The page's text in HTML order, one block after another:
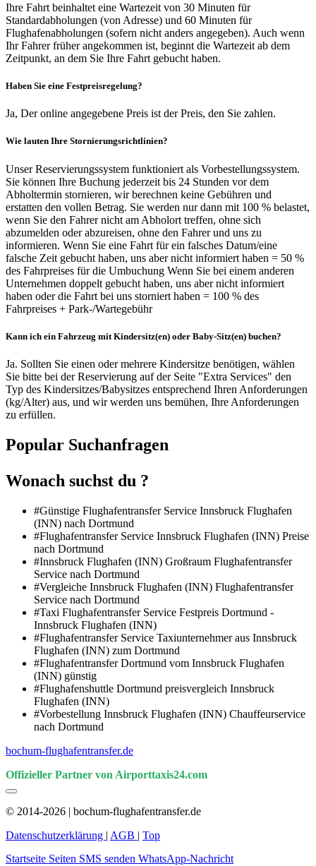
Ihre Fahrt beinhaltet eine Wartezeit von 30 Minuten für
Standardabholungen (von Adresse) und 60 Minuten für
Flughafenabholungen (sofern nicht anders angegeben). Auch wenn
Ihr Fahrer früher angekommen ist, beginnt die Wartezeit ab dem
Zeitpunkt, an dem Sie Ihre Fahrt gebucht haben.
Haben Sie eine Festpreisregelung?
Ja, Der online angegebene Preis ist der Preis, den Sie zahlen.
Wie lauten Ihre Stornierungsrichtlinien?
Unser Reservierungssystem funktioniert als Vorbestellungssystem.
Sie können Ihre Buchung jederzeit bis 24 Stunden vor dem
Abholtermin stornieren, wir berechnen keine Gebühren und
erstatten den vollen Betrag. Sie werden nur dann mit 100 % belastet,
wenn Sie den Fahrer nicht am Abholort treffen, ohne sich
abzumelden oder abzureisen, ohne den Fahrer und uns zu
informieren. Wenn Sie eine Fahrt für ein falsches Datum/eine
falsche Zeit gebucht haben, uns aber nicht informiert haben = 50 %
des Fahrpreises für die Umbuchung Wenn Sie bei einem anderen
Unternehmen doppelt gebucht haben, uns aber nicht informiert
haben oder die Fahrt bei uns storniert haben = 100 % des
Fahrpreises + Park-/Wartegebühr
Kann ich ein Fahrzeug mit Kindersitz(en) oder Baby-Sitz(en) buchen?
Ja. Sollten Sie einen oder mehrere Kindersitze benötigen, wählen
Sie bitte bei der Reservierung auf der Seite "Extra Services" den
Typ des Kindersitzes/Babysitzes entsprechend Ihren Anforderungen
(kg/Alter) aus, und wir werden uns bemühen, Ihre Anforderungen
zu erfüllen.
Popular Suchanfragen
Wonach suchst du ?
#Günstige Flughafentransfer Service Innsbruck Flughafen
(INN) nach Dortmund
#Flughafentransfer Service Innsbruck Flughafen (INN) Preise
nach Dortmund
#Innsbruck Flughafen (INN) Großraum Flughafentransfer
Service nach Dortmund
#Vergleiche Innsbruck Flughafen (INN) Flughafentransfer
Service nach Dortmund
#Taxi Flughafentransfer Service Festpreis Dortmund -
Innsbruck Flughafen (INN)
#Flughafentransfer Service Taxiunternehmer aus Innsbruck
Flughafen (INN) zum Dortmund
#Flughafentransfer Dortmund vom Innsbruck Flughafen
(INN) günstig
#Flughafenshuttle Dortmund preisvergleich Innsbruck
Flughafen (INN)
#Vorbestellung Innsbruck Flughafen (INN) Chauffeurservice
nach Dortmund
bochum-flughafentransfer.de
Offizieller Partner von Airporttaxis24.com
© 2014-2026 | bochum-flughafentransfer.de
Datenschutzerklärung | AGB | Top
Startseite Seiten SMS senden WhatsApp-Nachricht